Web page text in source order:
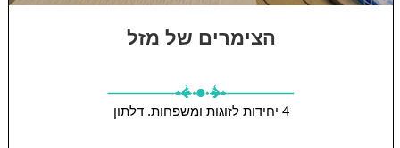
הצימרים של מזל
4 יחידות לזוגות ומשפחות. דלתון